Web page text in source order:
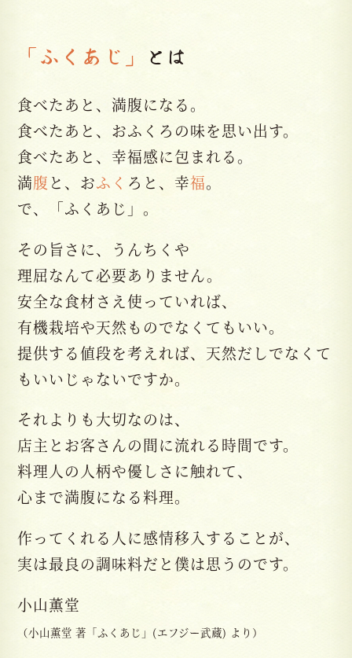
「ふくあじ」 とは
食べたあと、満腹になる。
食べたあと、おふくろの味を思い出す。
食べたあと、幸福感に包まれる。
満腹 と、おふく ろと、幸福。
で、「ふくあじ」。
その旨さに、うんちくや
理屈なんて必要ありません。
安全な食材さえ使っていれば、
有機栽培や天然ものでなくてもいい。
提供する値段を考えれば、天然だしでなくて
もいいじゃないですか。
それよりも大切なのは、
店主とお客さんの間に流れる時間です。
料理人の人柄や優しさに触れて、
心まで満腹になる料理。
作ってくれる人に感情移入することが、
実は最良の調味料だと僕は思うのです。
小山薫堂
（小山薫堂 著「ふくあじ」(エフジー武蔵) より）